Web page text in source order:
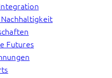
Futures